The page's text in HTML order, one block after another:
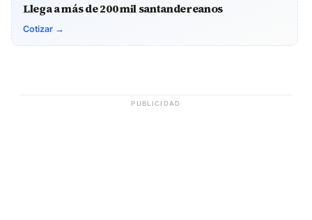
Llega a más de 200 mil santandereanos
Cotizar →
PUBLICIDAD